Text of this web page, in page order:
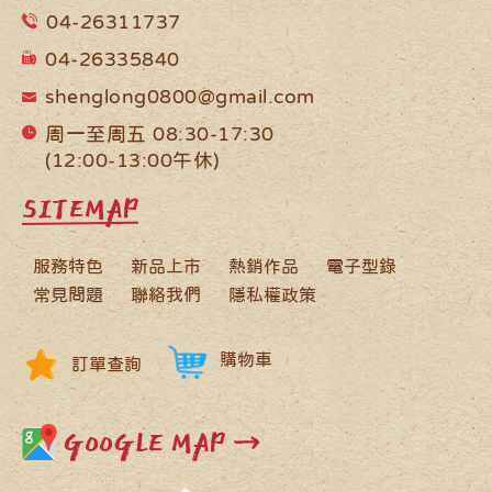
04-26311737
04-26335840
shenglong0800@gmail.com
周一至周五 08:30-17:30
(12:00-13:00午休)
SITEMAP
服務特色 新品上市 熱銷作品
電子型錄
常見問題
聯絡我們 隱私權政策
訂單查詢 購物車
GOOGLE MAP →